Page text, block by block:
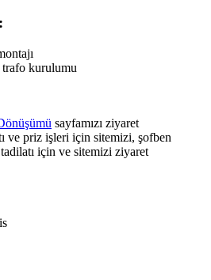
trafo kurulumu
sayfamızı ziyaret
ve priz işleri için sitemizi, şofben
için ve sitemizi ziyaret